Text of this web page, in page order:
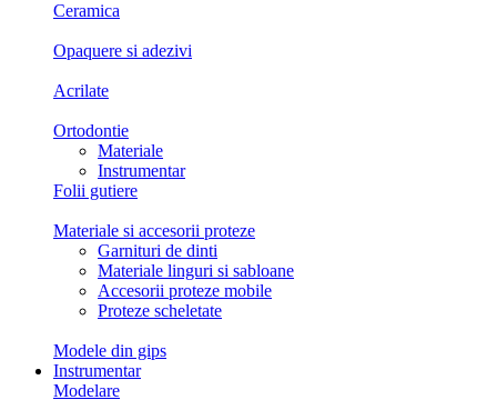
Ceramica
Opaquere si adezivi
Acrilate
Ortodontie
Materiale
Instrumentar
Folii gutiere
Materiale si accesorii proteze
Garnituri de dinti
Materiale linguri si sabloane
Accesorii proteze mobile
Proteze scheletate
Modele din gips
Instrumentar
Modelare